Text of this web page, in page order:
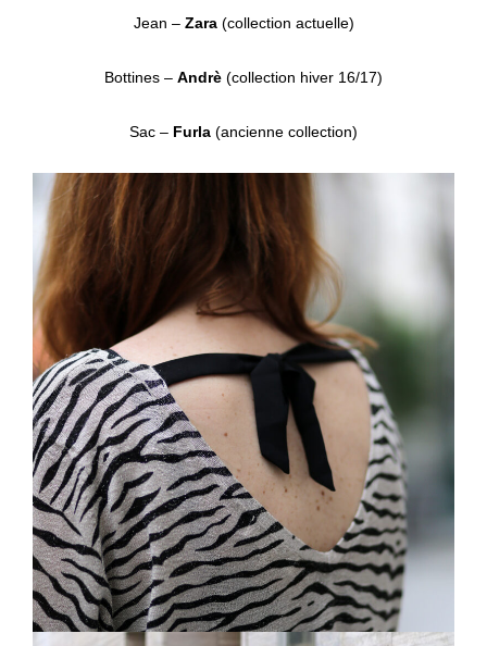
Jean – Zara(collection actuelle)
Bottines – Andrè (collection hiver 16/17)
Sac – Furla (ancienne collection)